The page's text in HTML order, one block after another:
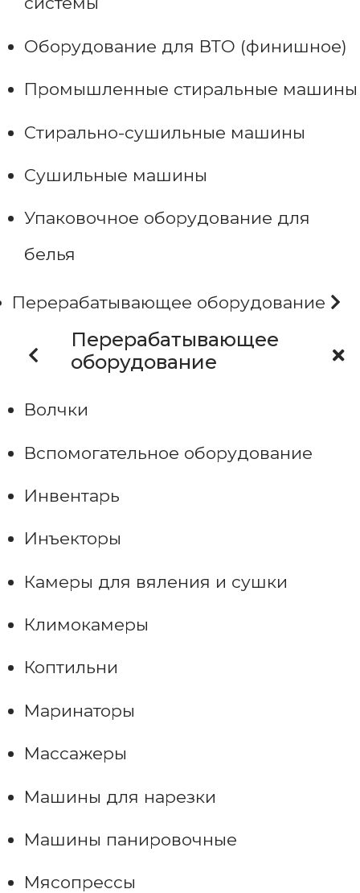
Оборудование для ВТО (финишное)
Промышленные стиральные машины
Стирально-сушильные машины
Сушильные машины
Упаковочное оборудование для
белья
Перерабатывающее оборудование
Перерабатывающее
оборудование
Волчки
Вспомогательное оборудование
Инвентарь
Инъекторы
Камеры для вяления и сушки
Климокамеры
Коптильни
Маринаторы
Массажеры
Машины для нарезки
Машины панировочные
Мясопрессы